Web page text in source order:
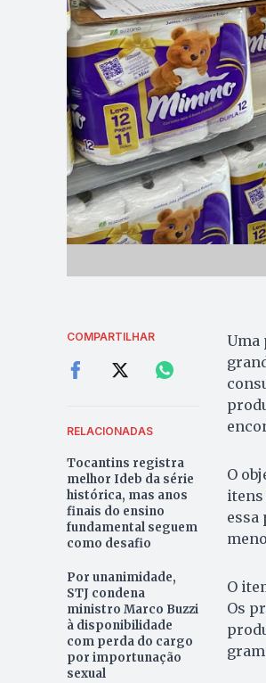
COMPARTILHAR
RELACIONADAS
Tocantins registra
melhor Ideb da série
histórica, mas anos
finais do ensino
fundamental seguem
como desafio
Por unanimidade,
STJ condena
ministro Marco Buzzi
à disponibilidade
com perda do cargo
por importunação
sexual
Uma
O
itens
essa
O
Os